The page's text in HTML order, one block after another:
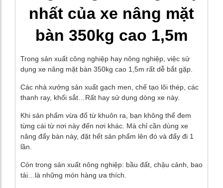
nhất của xe nâng mặt
bàn 350kg cao 1,5m
Trong sản xuất công nghiệp hay nông nghiệp, việc sử
dụng xe nâng mặt bàn 350kg cao 1,5m rất dễ bắt gặp.
Các nhà xưởng sản xuất gạch men, chế tạo lõi thép, các
thanh ray, khối sắt…Rất hay sử dụng dòng xe này.
Khi sản phẩm vừa đổ từ khuôn ra, bạn không thể đem
từng cái từ nơi này đến nơi khác. Mà chỉ cần dùng xe
nâng đẩy bàn này, đặt hết sản phẩm lên đó và đẩy đi 1
lần.
Còn trong sản xuất nông nghiệp: bầu đất, chậu cảnh, bao
tải…là những món hàng ưa thích.